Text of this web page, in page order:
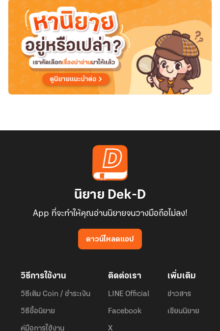
นิยาย Dek-D
App ที่จะทำให้คุณอ่านนิยายจนวางมือถือไม่ลง!
ดาวน์โหลดแอป
วิธีการใช้งาน
วิธีเติม Coin / ชำระเงิน
วิธีซื้อนิยาย
คู่มือการใช้งาน
ติดต่อเรา
LINE Official
Facebook
X
เพิ่มเติม
ข่าวสาร
เขียนนิยาย